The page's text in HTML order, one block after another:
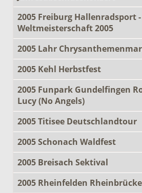
2005 Freiburg Hallenradsport -
Weltmeisterschaft 2005
2005 Lahr
2005 Kehl Herbstfest
2005 Funpark Gundelfingen
Lucy (No Angels)
2005 Titisee Deutschlandtour
2005 Schonach Waldfest
2005 Breisach Sektival
2005 Rheinfelden